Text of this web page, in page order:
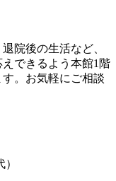
院後の生活など、
できるよう本館1階
。お気軽にご相談
）